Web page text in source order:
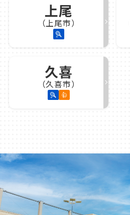
上尾
（上尾市）
久喜
（久喜市）